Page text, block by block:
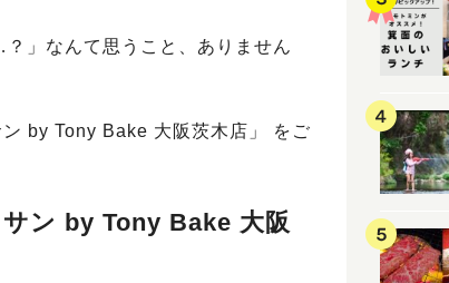
」なんて思うこと、ありません
by Tony Bake 大阪茨木店」 をご
ン by Tony Bake 大阪